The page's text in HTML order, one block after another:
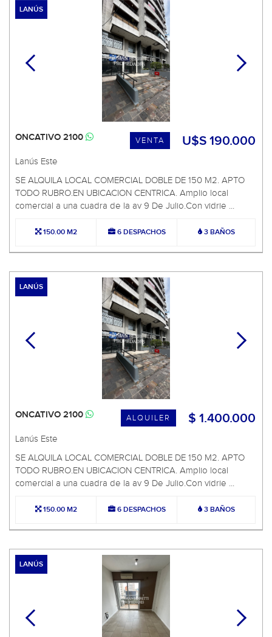
LANÚS
U$S 190.000
VENTA
ONCATIVO 2100
Lanús Este
SE ALQUILA LOCAL COMERCIAL DOBLE DE 150 M2. APTO
TODO RUBRO.EN UBICACION CENTRICA. Amplio local
comercial a una cuadra de la av 9 De Julio.Con vidrie ...
150.00 M2 6 DESPACHOS 3 BAÑOS
LANÚS
$ 1.400.000
ALQUILER
ONCATIVO 2100
Lanús Este
SE ALQUILA LOCAL COMERCIAL DOBLE DE 150 M2. APTO
TODO RUBRO.EN UBICACION CENTRICA. Amplio local
comercial a una cuadra de la av 9 De Julio.Con vidrie ...
150.00 M2 6 DESPACHOS 3 BAÑOS
LANÚS